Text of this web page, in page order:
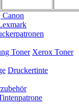
Canon
Toner Xerox Toner
Druckertinte